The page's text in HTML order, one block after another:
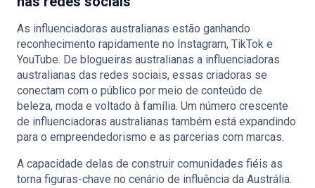
As influenciadoras australianas estão ganhando
reconhecimento rapidamente no Instagram, TikTok e
YouTube. De blogueiras australianas a influenciadoras
australianas das redes sociais, essas criadoras se
conectam com o público por meio de conteúdo de
beleza, moda e voltado à família. Um número crescente
de influenciadoras australianas também está expandindo
para o empreendedorismo e as parcerias com marcas.
A capacidade delas de construir comunidades fiéis as
torna figuras-chave no cenário de influência da Austrália.